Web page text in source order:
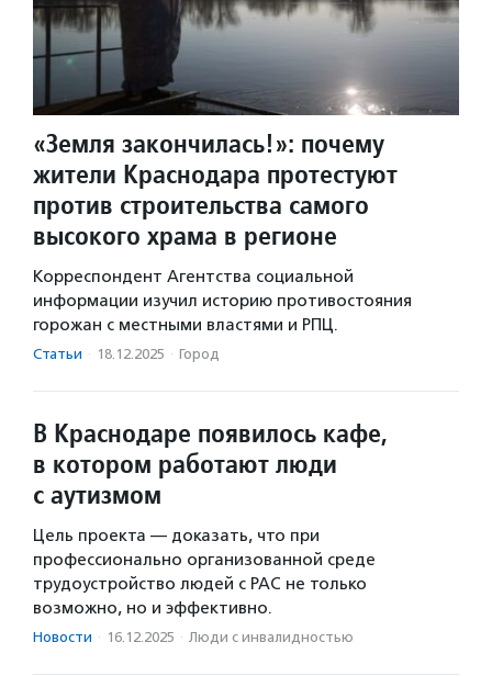
«Земля закончилась!»: почему
жители Краснодара протестуют
против строительства самого
высокого храма в регионе
Корреспондент Агентства социальной
информации изучил историю противостояния
горожан с местными властями и РПЦ.
Статьи · 18.12.2025 · Город
В Краснодаре появилось кафе,
в котором работают люди
с аутизмом
Цель проекта — доказать, что при
профессионально организованной среде
трудоустройство людей с РАС не только
возможно, но и эффективно.
Новости · 16.12.2025 · Люди с инвалидностью